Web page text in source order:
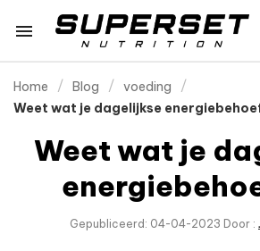

Home Blog
voeding
Weet wat je dagelijkse
Weet wat je
Gepubliceerd: 04-04-2023 Door :